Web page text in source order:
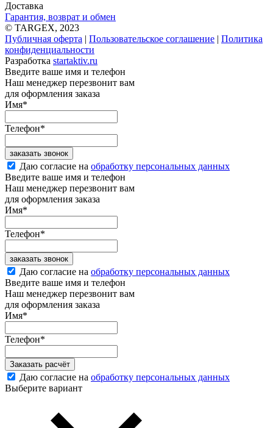
Доставка
Гарантия, возврат и обмен
© TARGEX, 2023
Публичная оферта | Пользовательское соглашение | Политика
конфиденциальности
Разработка startaktiv.ru
Введите ваше имя и телефон
Наш менеджер перезвонит вам
для оформления заказа
Имя*
Телефон*
заказать звонок
Даю согласие на обработку персональных данных
Введите ваше имя и телефон
Наш менеджер перезвонит вам
для оформления заказа
Имя*
Телефон*
заказать звонок
Даю согласие на обработку персональных данных
Введите ваше имя и телефон
Наш менеджер перезвонит вам
для оформления заказа
Имя*
Телефон*
Заказать расчёт
Даю согласие на обработку персональных данных
Выберите вариант